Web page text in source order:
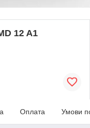
12 A1
Оплата Умови